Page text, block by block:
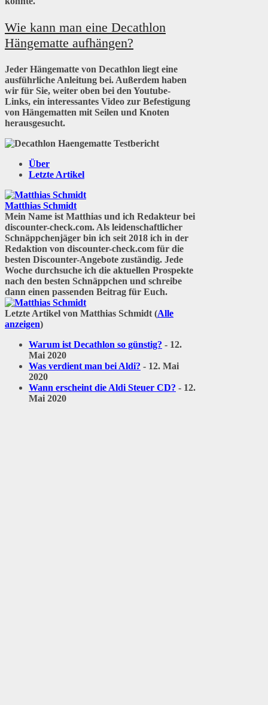
Wie kann man eine Decathlon
Hängematte aufhängen?
Jeder Hängematte von Decathlon liegt eine
ausführliche Anleitung bei. Außerdem haben
wir für Sie, weiter oben bei den Youtube-
Links, ein interessantes Video zur Befestigung
von Hängematten mit Seilen und Knoten
herausgesucht.
Über
Letzte Artikel
Matthias Schmidt
Mein Name ist Matthias und ich Redakteur bei
discounter-check.com. Als leidenschaftlicher
Schnäppchenjäger bin ich seit 2018 ich in der
Redaktion von discounter-check.com für die
besten Discounter-Angebote zuständig. Jede
Woche durchsuche ich die aktuellen Prospekte
nach den besten Schnäppchen und schreibe
dann einen passenden Beitrag für Euch.
Letzte Artikel von Matthias Schmidt (Alle
anzeigen)
Warum ist Decathlon so günstig? - 12.
Mai 2020
Was verdient man bei Aldi? - 12. Mai
2020
Wann erscheint die Aldi Steuer CD? - 12.
Mai 2020